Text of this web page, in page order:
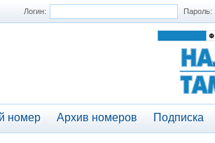
Логин: Пароль:
номер Архив номеров Подписка